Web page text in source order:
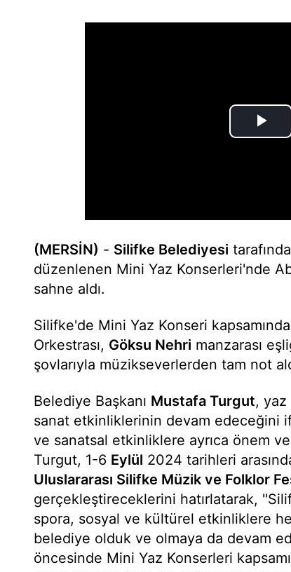
(MERSİN) - Silifke Belediyesi
düzenlenen Mini Yaz Konserleri'nde
sahne aldı.
Silifke'de Mini Yaz Konseri
Orkestrası, Göksu Nehri manzarası
şovlarıyla müzikseverlerden tam not
Belediye Başkanı Mustafa Turgut,
sanat etkinliklerinin devam edeceğini
ve sanatsal etkinliklere ayrıca önem
Turgut, 1-6 Eylül 2024 tarihleri
Uluslararası Silifke Müzik ve Folklor
gerçekleştireceklerini hatırlatarak,
spora, sosyal ve kültürel etkinliklere
belediye olduk ve olmaya da devam
öncesinde Mini Yaz Konserleri